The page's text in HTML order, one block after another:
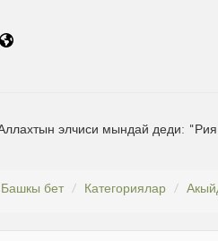
элчиси мындай деди: "Рия
Башкы бет Категориялар